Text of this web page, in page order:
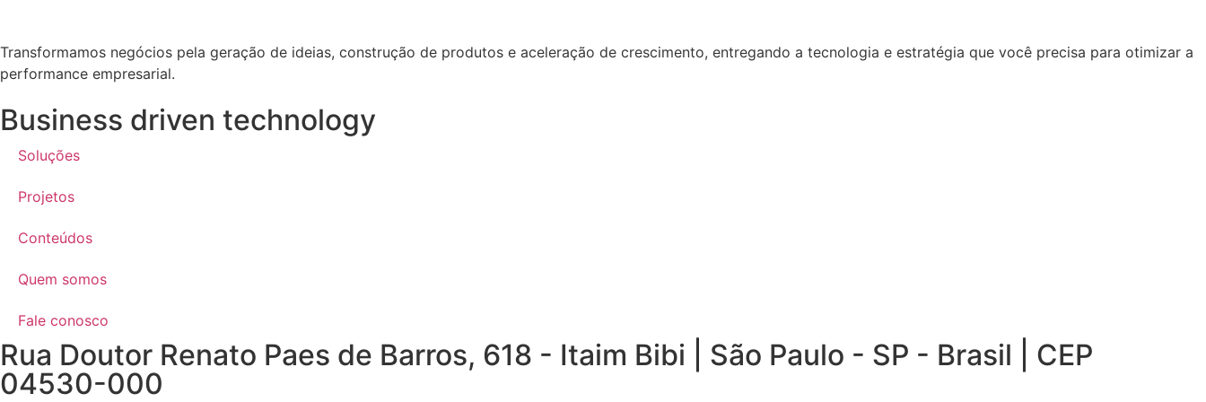
Transformamos negócios pela geração de ideias, construção de produtos e aceleração de crescimento, entregando a tecnologia e estratégia que você precisa para otimizar a
performance empresarial.
Business driven technology
Soluções
Projetos
Conteúdos
Quem somos
Fale conosco
Rua Doutor Renato Paes de Barros, 618 - Itaim Bibi | São Paulo - SP - Brasil | CEP
04530-000